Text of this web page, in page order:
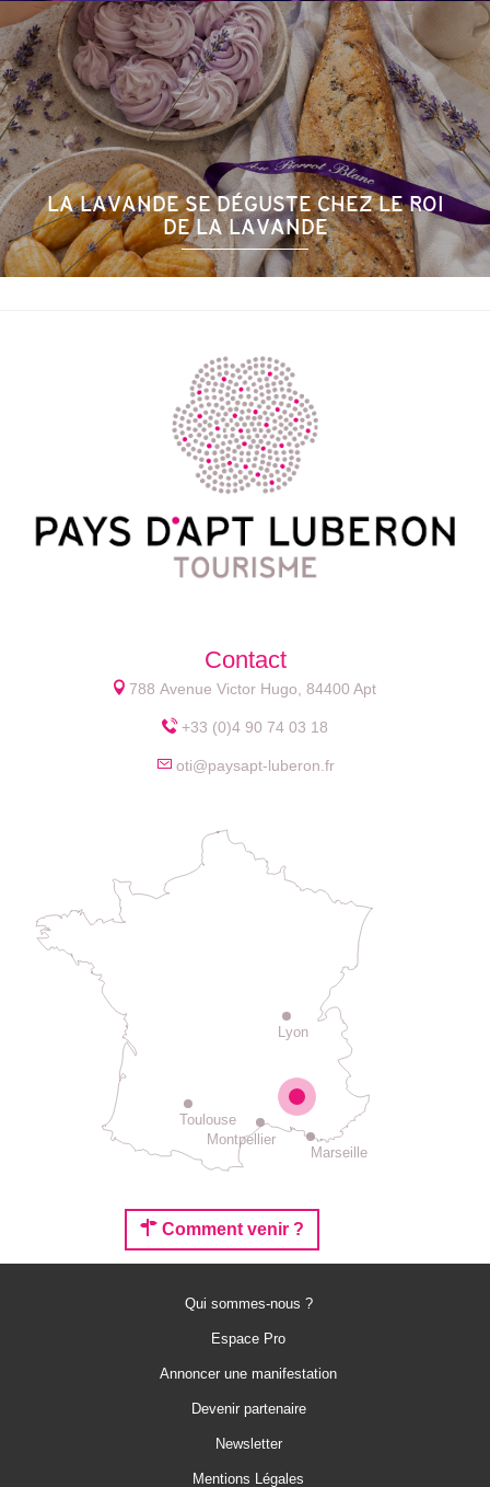
LA LAVANDE SE DÉGUSTE CHEZ LE ROI
DE LA LAVANDE
Contact
788 Avenue Victor Hugo, 84400 Apt
+33 (0)4 90 74 03 18
oti@paysapt-luberon.fr
Lyon
Montpellier
Toulouse
Marseille
Comment venir ?
Qui sommes-nous ?
Espace Pro
Annoncer une manifestation
Devenir partenaire
Newsletter
Mentions Légales